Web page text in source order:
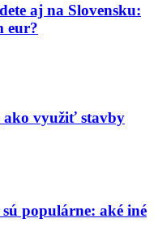
aj na Slovensku:
eur?
ako využiť stavby
populárne: aké iné